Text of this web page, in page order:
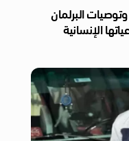
البرلمان
الإنسانية